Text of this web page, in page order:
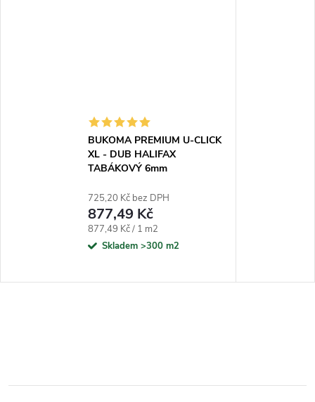
BUKOMA PREMIUM U-CLICK
XL - DUB HALIFAX
TABÁKOVÝ 6mm
725,20 Kč bez DPH
877,49 Kč
Měrná cena:
877,49 Kč / 1 m2
Skladem >300 m2